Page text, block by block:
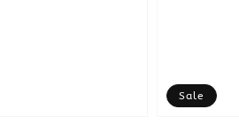
Sale